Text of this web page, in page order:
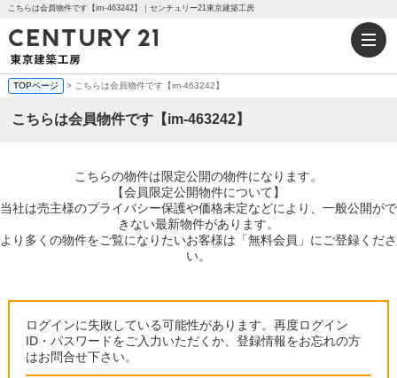
こちらは会員物件です【im-463242】｜センチュリー21東京建築工房
TOPページ > こちらは会員物件です【im-463242】
こちらは会員物件です【im-463242】
こちらの物件は限定公開の物件になります。
【会員限定公開物件について】
当社は売主様のプライバシー保護や価格未定などにより、一般公開がで
きない最新物件があります。
より多くの物件をご覧になりたいお客様は「無料会員」にご登録くださ
い。
ログインに失敗している可能性があります。再度ログイン
ID・パスワードをご入力いただくか、登録情報をお忘れの方
はお問合せ下さい。